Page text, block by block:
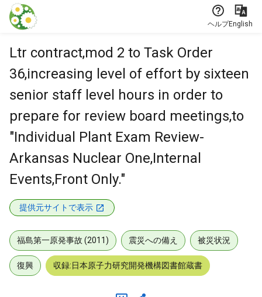
本文に飛ぶ
ヘルプEnglish
Ltr contract,mod 2 to Task Order
36,increasing level of effort by sixteen
senior staff level hours in order to
prepare for review board meetings,to
"Individual Plant Exam Review-
Arkansas Nuclear One,Internal
Events,Front Only."
提供元サイトで表示
福島第一原発事故 (2011) 震災への備え 被災状況
復興 収録:日本原子力研究開発機構図書館蔵書